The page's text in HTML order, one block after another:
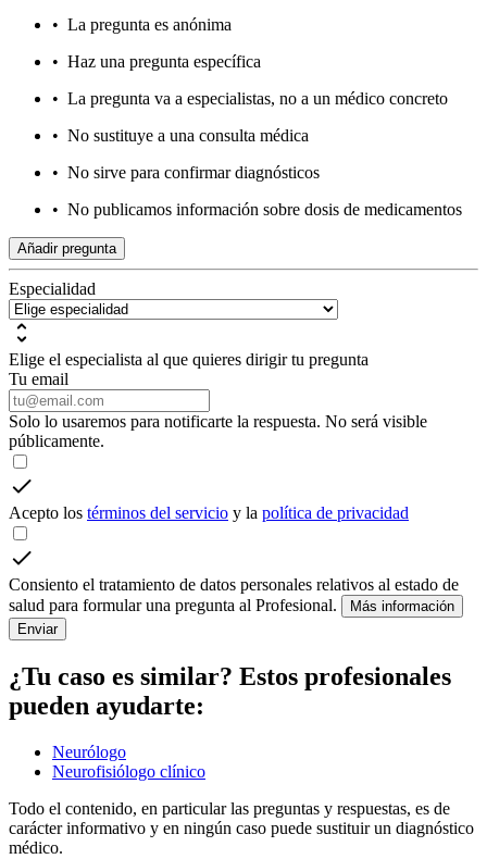
• La pregunta es anónima
• Haz una pregunta específica
• La pregunta va a especialistas, no a un médico concreto
• No sustituye a una consulta médica
• No sirve para confirmar diagnósticos
• No publicamos información sobre dosis de medicamentos
Añadir pregunta
Especialidad
Elige el especialista al que quieres dirigir tu pregunta
Tu email
Solo lo usaremos para notificarte la respuesta. No será visible
públicamente.
Acepto los términos del servicio y la política de privacidad
Consiento el tratamiento de datos personales relativos al estado de
salud para formular una pregunta al Profesional.
Más información
Enviar
¿Tu caso es similar? Estos profesionales
pueden ayudarte:
Neurólogo
Neurofisiólogo clínico
Todo el contenido, en particular las preguntas y respuestas, es de
carácter informativo y en ningún caso puede sustituir un diagnóstico
médico.